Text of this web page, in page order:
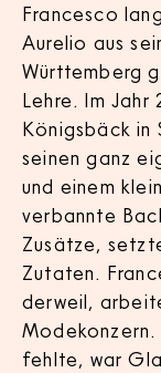
Francesco
Aurelio aus
Württemberg
Lehre. Im
Königsbäck in
seinen ganz
und einem
verbannte
Zusätze,
Zutaten.
derweil,
fehlte, war